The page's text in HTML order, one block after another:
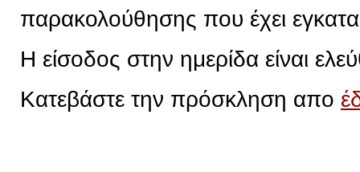
παρακολούθησης που έχει
Η είσοδος στην ημερίδα είναι
Κατεβάστε την πρόσκληση απο